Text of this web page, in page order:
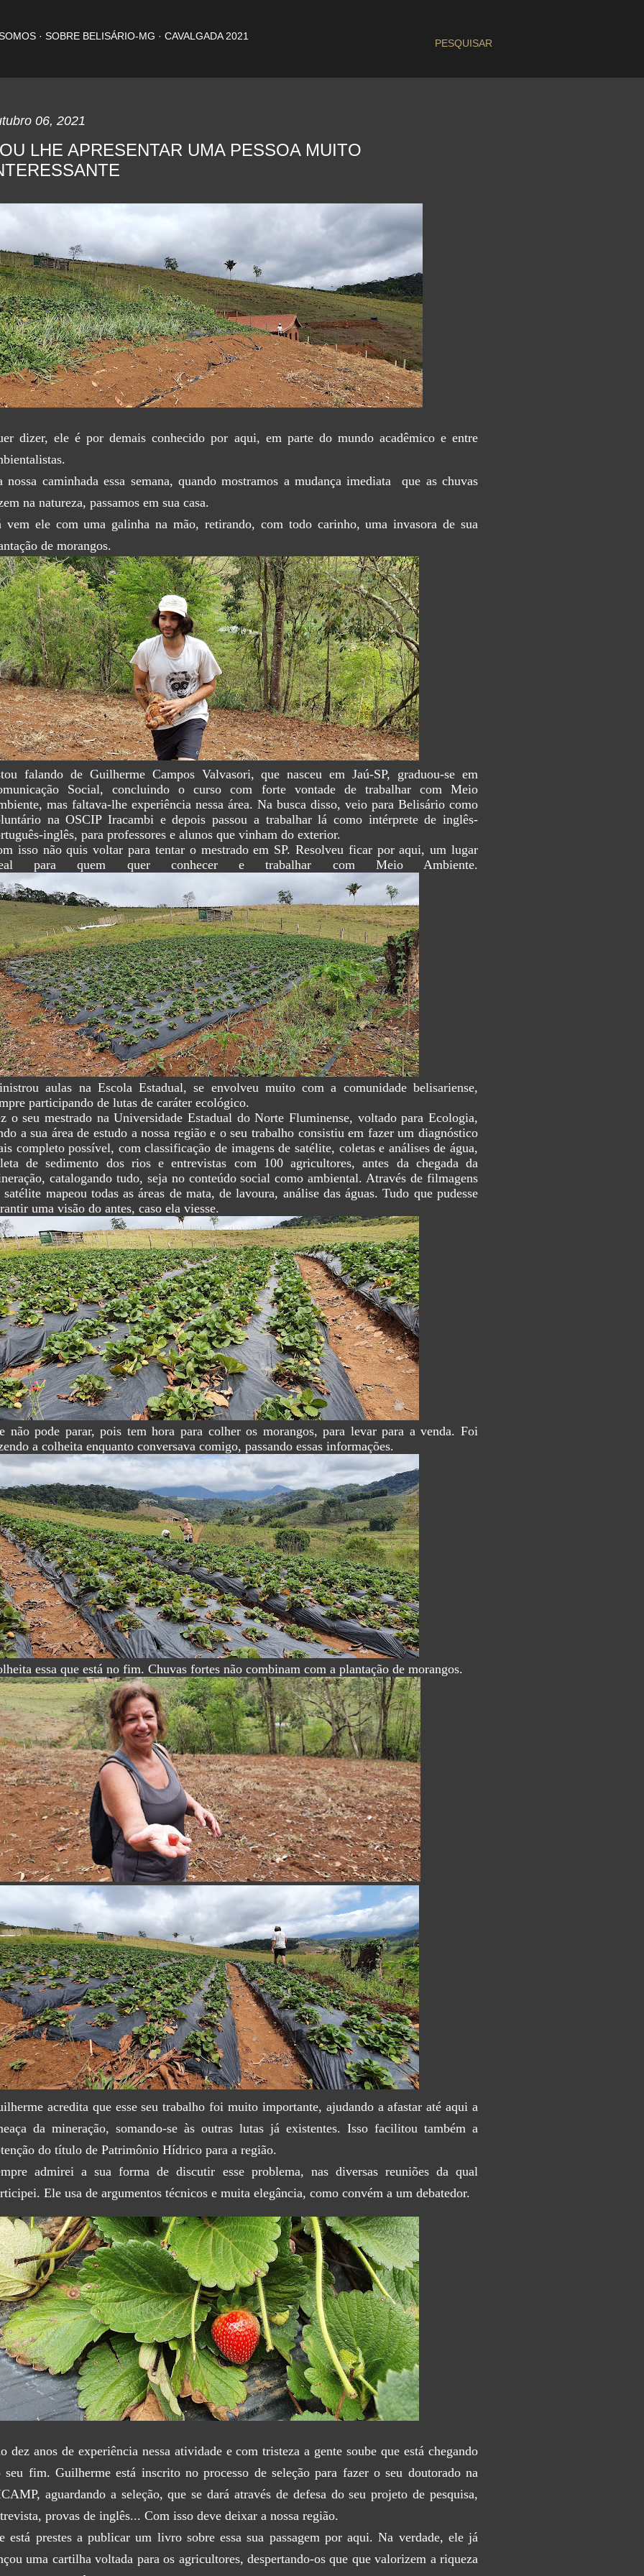
PESQUISAR
SOBRE BELISÁRIO-MG CAVALGADA 2021
06, 2021
LHE APRESENTAR UMA PESSOA MUITO
dizer, ele é por demais conhecido por aqui, em parte do mundo acadêmico e entre
nossa caminhada essa semana, quando mostramos a mudança imediata que as chuvas
na natureza, passamos em sua casa.
vem ele com uma galinha na mão, retirando, com todo carinho, uma invasora de sua
de morangos.
falando de Guilherme Campos Valvasori, que nasceu em Jaú-SP, graduou-se em
Social, concluindo o curso com forte vontade de trabalhar com Meio
mas faltava-lhe experiência nessa área. Na busca disso, veio para Belisário como
na OSCIP Iracambi e depois passou a trabalhar lá como intérprete de inglês-
inglês, para professores e alunos que vinham do exterior.
isso não quis voltar para tentar o mestrado em SP. Resolveu ficar por aqui, um lugar
para quem quer conhecer e trabalhar com Meio Ambiente.
aulas na Escola Estadual, se envolveu muito com a comunidade belisariense,
participando de lutas de caráter ecológico.
o seu mestrado na Universidade Estadual do Norte Fluminense, voltado para Ecologia,
a sua área de estudo a nossa região e o seu trabalho consistiu em fazer um diagnóstico
completo possível, com classificação de imagens de satélite, coletas e análises de água,
de sedimento dos rios e entrevistas com 100 agricultores, antes da chegada da
catalogando tudo, seja no conteúdo social como ambiental. Através de filmagens
satélite mapeou todas as áreas de mata, de lavoura, análise das águas. Tudo que pudesse
uma visão do antes, caso ela viesse.
não pode parar, pois tem hora para colher os morangos, para levar para a venda. Foi
a colheita enquanto conversava comigo, passando essas informações.
essa que está no fim. Chuvas fortes não combinam com a plantação de morangos.
acredita que esse seu trabalho foi muito importante, ajudando a afastar até aqui a
da mineração, somando-se às outras lutas já existentes. Isso facilitou também a
do título de Patrimônio Hídrico para a região.
admirei a sua forma de discutir esse problema, nas diversas reuniões da qual
Ele usa de argumentos técnicos e muita elegância, como convém a um debatedor.
dez anos de experiência nessa atividade e com tristeza a gente soube que está chegando
seu fim. Guilherme está inscrito no processo de seleção para fazer o seu doutorado na
aguardando a seleção, que se dará através de defesa do seu projeto de pesquisa,
provas de inglês... Com isso deve deixar a nossa região.
está prestes a publicar um livro sobre essa sua passagem por aqui. Na verdade, ele já
uma cartilha voltada para os agricultores, despertando-os que que valorizem a riqueza